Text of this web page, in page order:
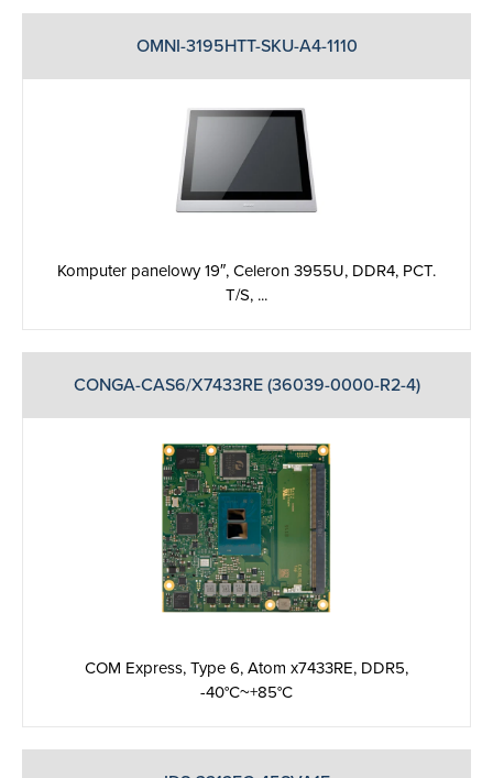
OMNI-3195HTT-SKU-A4-1110
Komputer panelowy 19″, Celeron 3955U, DDR4, PCT.
T/S, ...
CONGA-CAS6/X7433RE (36039-0000-R2-4)
COM Express, Type 6, Atom x7433RE, DDR5,
-40°C~+85°C